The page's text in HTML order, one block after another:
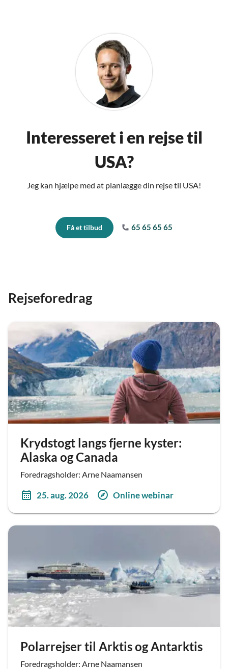
Interesseret i en rejse til
USA?
Jeg kan hjælpe med at planlægge din rejse til USA!
Få et tilbud 65 65 65 65
Rejseforedrag
Krydstogt langs fjerne kyster:
Alaska og Canada
Foredragsholder: Arne Naamansen
25. aug. 2026 Online webinar
Polarrejser til Arktis og Antarktis
Foredragsholder: Arne Naamansen